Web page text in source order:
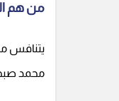
من هم
يتنافس
محمد